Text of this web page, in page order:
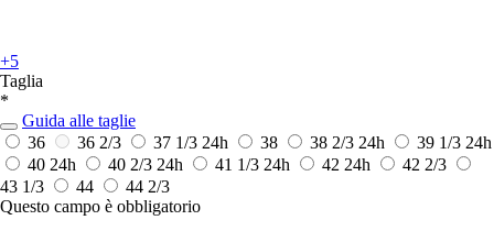
+5
Taglia
*
Guida alle taglie
36
36 2/3 37 1/3 24h 38 38 2/3 24h 39 1/3 24h
40 24h 40 2/3 24h 41 1/3 24h 42 24h
42 2/3
43 1/3
44
44 2/3
Questo campo è obbligatorio